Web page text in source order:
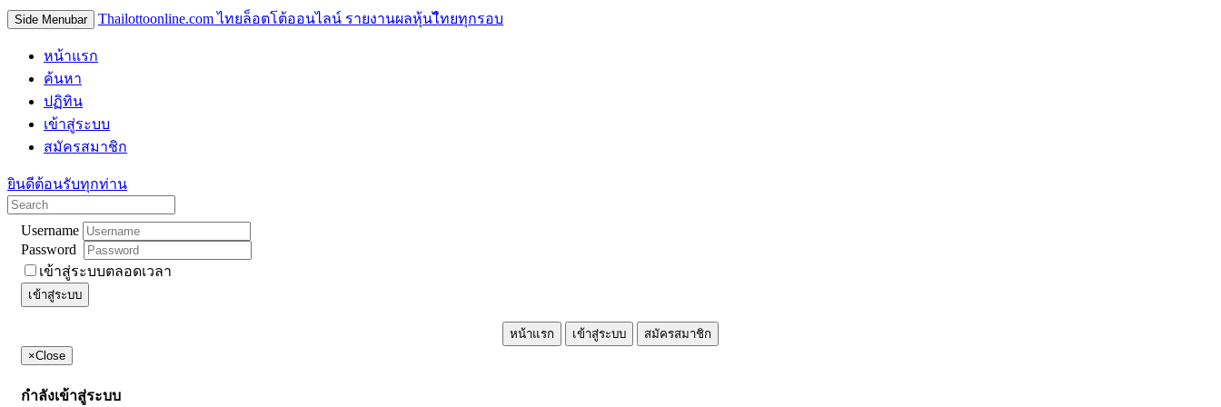
Side Menubar Thailottoonline.com ไทยล็อตโต้ออนไลน์ รายงานผลหุ้นไืทยทุกรอบ
หน้าแรก
ค้นหา
ปฏิทิน
เข้าสู่ระบบ
สมัครสมาชิก
ยินดีต้อนรับทุกท่าน
Username
Password
เข้าสู่ระบบตลอดเวลา
เข้าสู่ระบบ
หน้าแรก เข้าสู่ระบบ
สมัครสมาชิก
×Close
กำลังเข้าสู่ระบบ